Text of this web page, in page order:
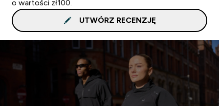
o wartości zł100.
UTWÓRZ RECENZJĘ